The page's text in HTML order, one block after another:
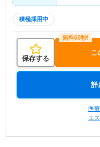
積極採用中
保存する
こ
詳
医
エ